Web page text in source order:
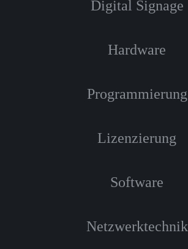
Digital Signage
Hardware
Programmierung
Lizenzierung
Software
Netzwerktechnik